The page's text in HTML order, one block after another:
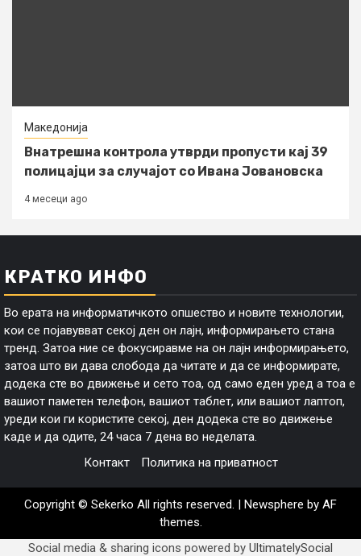
Македонија
Внатрешна контрола утврди пропусти кај 39
полицајци за случајот со Ивана Јовановска
4 месеци ago
КРАТКО ИНФО
Во ерата на информатичкото опшество и новите технологии,
кои се појавувват секој ден он лајн, информирањето стана
тренд. Затоа ние се фокусиравме на он лајн информирањето,
затоа што ви дава слобода да читате и да се информирате,
додека сте во движење и сето тоа, од само еден уред а тоа е
вашиот паметен телефон, вашиот таблет, или вашиот лаптоп,
уреди кои ги користите секој, ден додека сте во движење
каде и да одите, 24 часа 7 дена во неделата.
Контакт
Политика на приватност
Copyright © Sekerko All rights reserved. | Newsphere by AF
themes.
Social media & sharing icons powered by UltimatelySocial